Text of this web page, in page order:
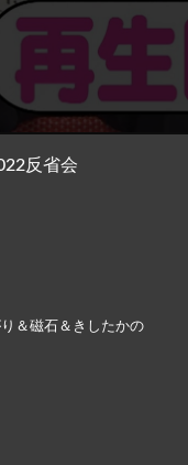
反省会
＆磁石＆きしたかの